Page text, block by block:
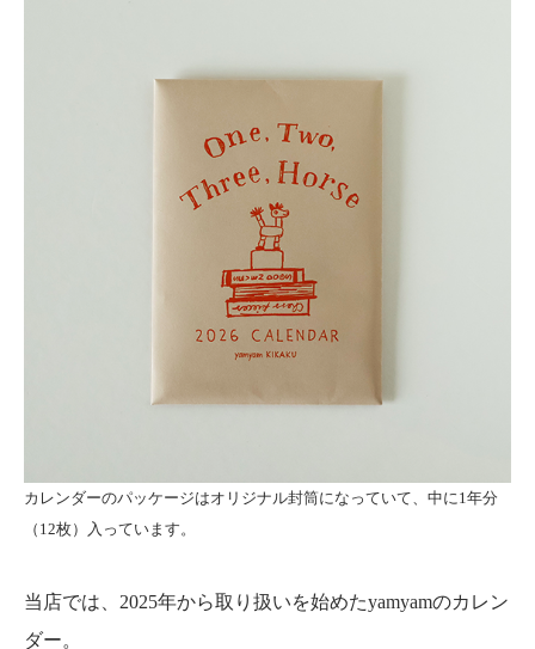
カレンダーのパッケージはオリジナル封筒になっていて、中に1年分
（12枚）入っています。
当店では、2025年から取り扱いを始めたyamyamのカレン
ダー。